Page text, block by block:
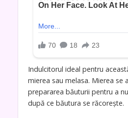
Indulcitorul ideal pentru
mierea sau melasa. Mierea se
prepararea băuturii pentru a
după ce băutura se răcorește.